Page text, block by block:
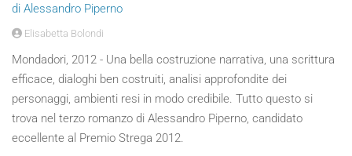
di Alessandro Piperno
Elisabetta Bolondi
Mondadori, 2012 - Una bella costruzione narrativa, una scrittura
efficace, dialoghi ben costruiti, analisi approfondite dei
personaggi, ambienti resi in modo credibile. Tutto questo si
trova nel terzo romanzo di Alessandro Piperno, candidato
eccellente al Premio Strega 2012.